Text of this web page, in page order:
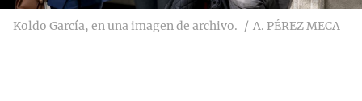
Koldo García, en una imagen de archivo. A. PÉREZ MECA